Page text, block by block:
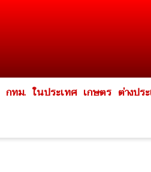
กทม. ในประเทศ เกษตร ต่างปร